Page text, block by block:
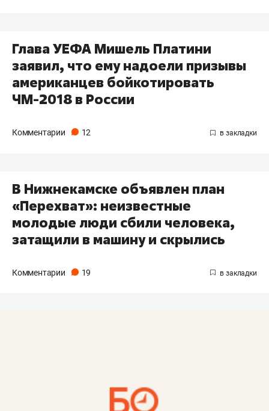
Глава УЕФА Мишель Платини
заявил, что ему надоели призывы
американцев бойкотировать
ЧМ-2018 в России
Комментарии 12
В Нижнекамске объявлен план
«Перехват»: неизвестные
молодые люди сбили человека,
затащили в машину и скрылись
Комментарии 19